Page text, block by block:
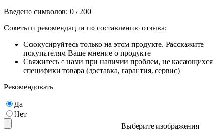
Введено символов: 0 / 200
Советы и рекомендации по составлению отзыва:
Сфокусируйтесь только на этом продукте. Расскажите
покупателям Ваше мнение о продукте
Свяжитесь с нами при наличии проблем, не касающихся
специфики товара (доставка, гарантия, сервис)
Рекомендовать
Да
Нет
Выберите изображения